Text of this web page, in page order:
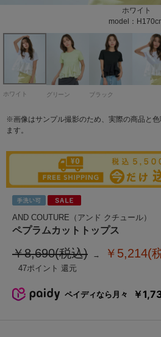
ホワイト
model：
グリーン
model：
ブラック
model：
model：H170cm color
model：H170cm color
model：H170cm color
model：H170cm color
model：H170cm color
model：H170cm color
color：ホワイト
color：ホワイト
model：H170cm color
model：H170cm color
model：H170cm color
model：H170cm color
model：H170cm color
model：H170cm color
model：H170cm color
model：H170cm color
model：H170cm color
model：H170cm color
model：H170cm color
model：H170cm color
color：グリーン
color：グリーン
color：グリーン
model：H170cm color
model：H170cm color
model：H170cm color
model：H170cm color
model：H170cm color
model：H170cm color
model：H170cm color
model：H170cm color
model：H170cm color
model：H170cm color
model：H170cm color
color：ブラック
color：ブラック
color：ブラック
model：H170cm color
model：H170cm color
model：H170cm color
model：H170cm color
model：H170cm color
ホワイト グリーン ブラック
※画像はサンプル撮影のため、実際の商品と
ます。
AND COUTURE（アンド クチュール）
ペプラムカットトップス
￥8,690(税込) ￥5,214(
47
ペイディなら月々 ￥